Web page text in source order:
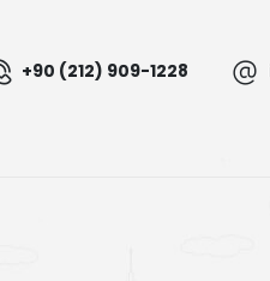
+90 (212) 909-1228